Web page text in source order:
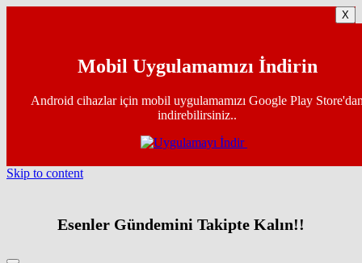
X
Mobil Uygulamamızı İndirin
Android cihazlar için mobil uygulamamızı Google Play
indirebilirsiniz..
Skip to content
Esenler Gündemini Takipte Kalın!!